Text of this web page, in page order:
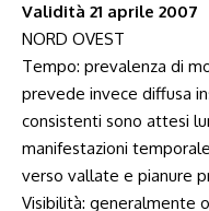
Validità 21 aprile 2007
NORD OVEST
Tempo: prevalenza di
prevede invece diffusa
consistenti sono attesi
manifestazioni
verso vallate e pianure
Visibilità: generalmente